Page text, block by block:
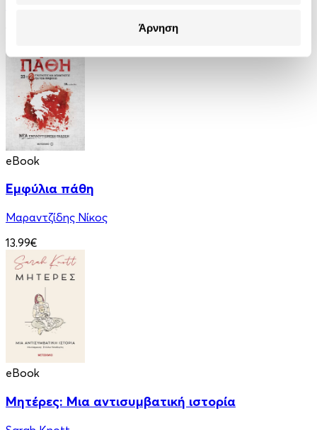
Άρνηση
eBook
Εμφύλια πάθη
Μαραντζίδης Νίκος
13.99€
eBook
Μητέρες: Μια αντισυμβατική ιστορία